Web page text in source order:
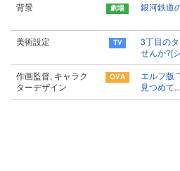
背景 銀河鉄道
美術設定
3丁目の
せんか?[
作画監督, キャラク
ターデザイン
エルフ版
見つめて…